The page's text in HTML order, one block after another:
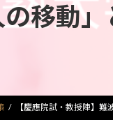
移動
【慶應院試・教授陣】